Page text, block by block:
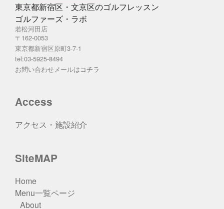
東京都新宿区・文京区のゴルフレッスン
ゴルファーズ・ラボ
若松河田店
〒162-0053
東京都新宿区原町3-7-1
tel:03-5925-8494
お問い合わせメールはコチラ
Access
アクセス・施設紹介
SiteMAP
Home
Menu一覧ページ
About